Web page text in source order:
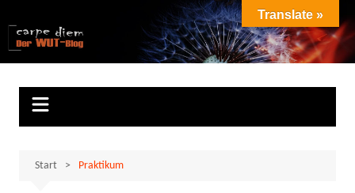
Inhalt
springen
Marion Klüter
carpe diem
Start Praktikum
Translate »